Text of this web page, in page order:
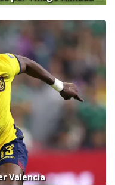
Valencia